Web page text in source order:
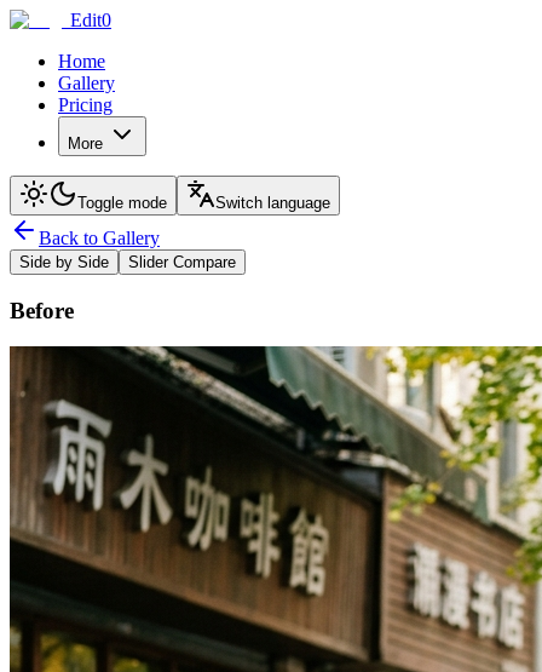
Edit0
Home
Gallery
Pricing
More
Toggle mode Switch language
Back to Gallery
Side by Side Slider Compare
Before